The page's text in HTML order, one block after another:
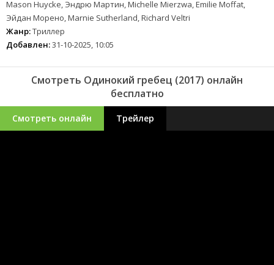
Mason Huycke, Эндрю Мартин, Michelle Mierzwa, Emilie Moffat,
Эйдан Морено, Marnie Sutherland, Richard Veltri
Жанр:Триллер
Добавлен:31-10-2025, 10:05
Смотреть Одинокий гребец (2017) онлайн
бесплатно
Смотреть онлайн Трейлер